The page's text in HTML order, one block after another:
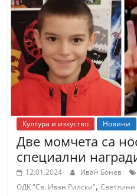
р
а
З
а
г
р
а
–
k
a
Култура и изкуство Новини
Две момчета са
специални
12.01.2024 Иван Бонев
ОДК "Св. Иван Рилски",Светлини